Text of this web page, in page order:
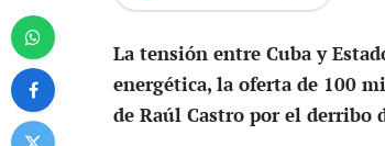
La tensión entre Cuba y
energética, la oferta de 100
de Raúl Castro por el derribo